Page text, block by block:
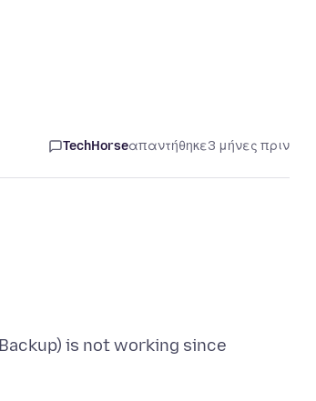
TechHorseαπαντήθηκε3 μήνες πριν
is not working since